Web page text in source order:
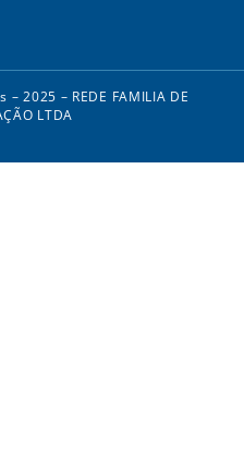
2025 – REDE FAMILIA DE
LTDA